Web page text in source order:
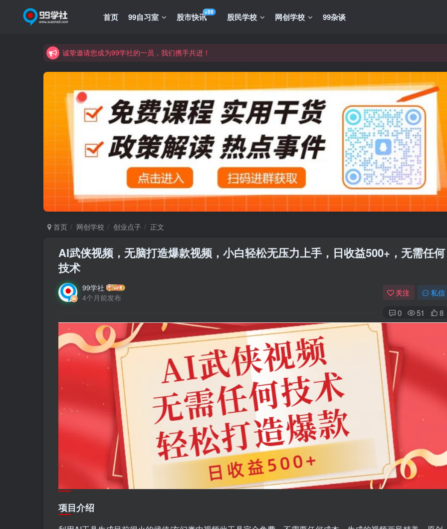
首页 99自习室 股市快讯+99 股民学校 网创学校 99杂谈
诚挚邀请您成为99学社的一员，我们携手共进！
诚挚邀请您成为99学社的一员，我们携手共进！
学习路上不孤独，99学社与你同行！分享全网优质VIP资源，炒股教程、创业教程、网络营销教程、自媒体短视频教程等，长
首页 网创学校 创业点子 正文
AI武侠视频，无脑打造爆款视频，小白轻松无压力上手，日收益500+，无需任何
技术
99学社
4个月前发布
关注 私信
0 51 8
项目介绍